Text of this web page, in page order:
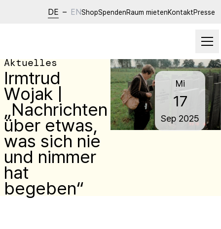
DE – ENShopSpendenRaum mietenKontaktPresse
Aktuelles
Irmtrud
Wojak |
„Nachrichten
über etwas,
was sich nie
und nimmer
hat
begeben“
Mi
17
Sep 2025